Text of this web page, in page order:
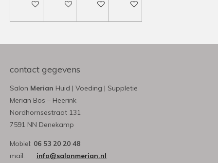
In winkelwagenIn winkelwagenIn winkelwagenIn winkelwagen
contact gegevens
Salon Merian Huid | Voeding | Suppletie
Merian Bos – Heerink
Nordhornsestraat 131
7591 NN Denekamp
Mobiel: 06 53 20 20 48
mail: info@salonmerian.nl